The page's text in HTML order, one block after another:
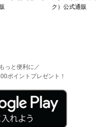
っと便利に／
ポイントプレゼント！